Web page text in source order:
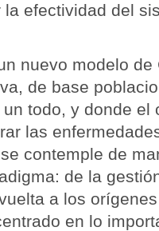
efectividad del
nuevo modelo
de base
todo, y donde el
las
contemple de
de la
a los
en lo